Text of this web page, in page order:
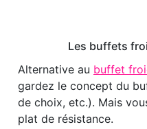
Les buffets
Alternative au buffet
gardez le concept du
de choix, etc.). Mais
plat de résistance.